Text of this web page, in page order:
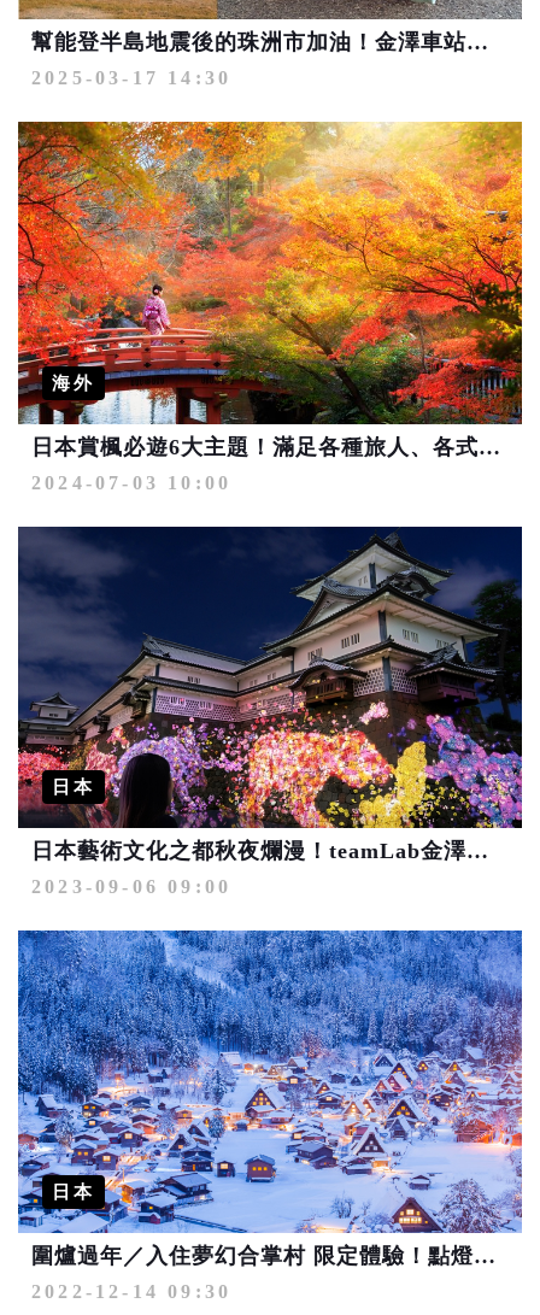
幫能登半島地震後的珠洲市加油！金澤車站正展出復興應援企劃展
2025-03-17 14:30
海外
日本賞楓必遊6大主題！滿足各種旅人、各式玩法 限量優惠第2人最高省4千
2024-07-03 10:00
日本
日本藝術文化之都秋夜爛漫！teamLab金澤城光之祭
2023-09-06 09:00
日本
圍爐過年／入住夢幻合掌村 限定體驗！點燈儀式感十足
2022-12-14 09:30